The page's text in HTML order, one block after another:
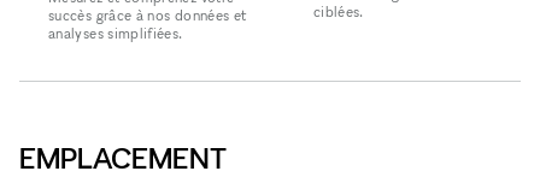
succès grâce à nos données et
analyses simplifiées.
ciblées.
EMPLACEMENT